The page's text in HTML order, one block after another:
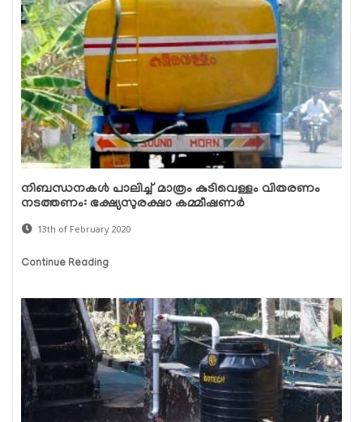
നിബന്ധനകള്‍ പാലിച്ച് മാത്രം കുടിവെള്ളം വിതരണം
നടത്തണം: ഭക്ഷ്യസുരക്ഷാ കമ്മീഷണര്‍
13th of February 2020
Continue Reading